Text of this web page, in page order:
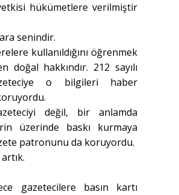
hükümetlere verilmiştir
senindir.
kullanıldığını öğrenmek
doğal hakkındır. 212 sayılı
o bilgileri haber
değil, bir anlamda
üzerinde baskı kurmaya
patronunu da koruyordu.
gazetecilere basın kartı